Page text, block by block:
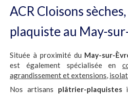
ACR Cloisons
plaquiste au May-
Située à proximité du May-sur-
est également spécialisée en
agrandissement et extensions,
Nos artisans plâtrier-plaquistes